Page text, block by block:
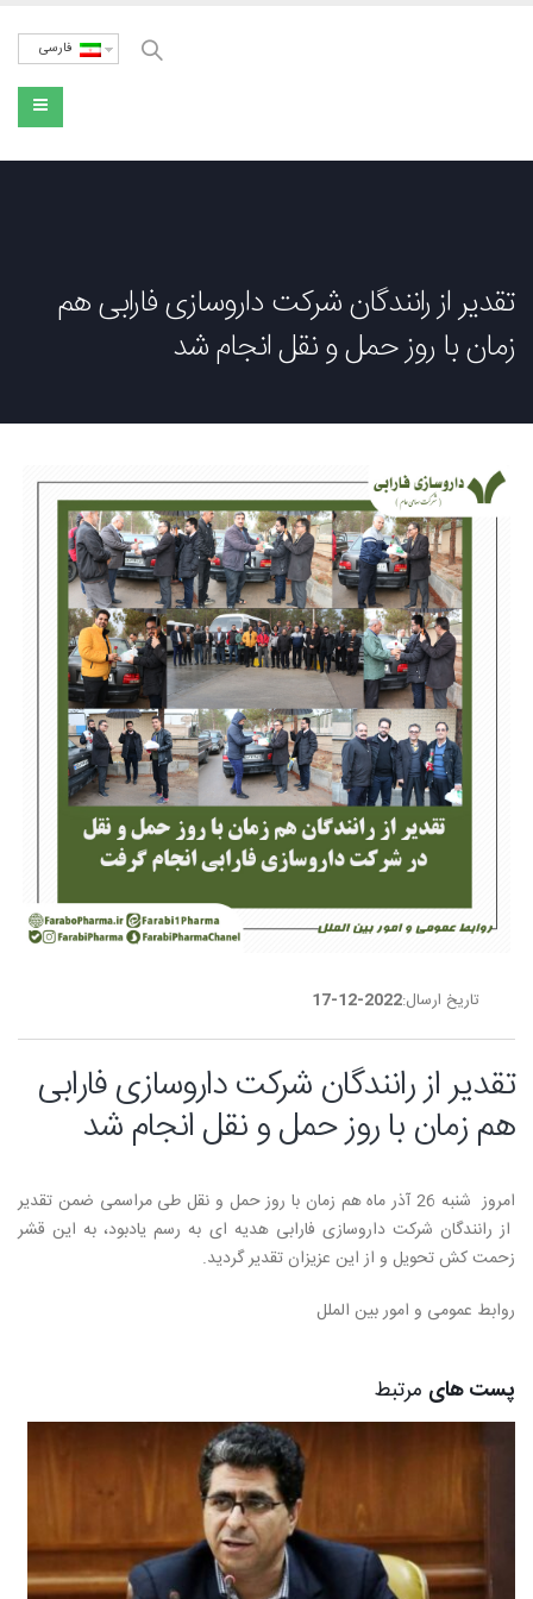
فارسی
تقدیر از رانندگان شرکت داروسازی فارابی هم
زمان با روز حمل و نقل انجام شد
تاریخ ارسال:2022-12-17
تقدیر از رانندگان شرکت داروسازی فارابی
هم زمان با روز حمل و نقل انجام شد
امروز شنبه 26 آذر ماه هم زمان با روز حمل و نقل طی مراسمی ضمن تقدیر
از رانندگان شرکت داروسازی فارابی هدیه ای به رسم یادبود، به این قشر
زحمت کش تحویل و از این عزیزان تقدیر گردید.
روابط عمومی و امور بین الملل
پست های مرتبط